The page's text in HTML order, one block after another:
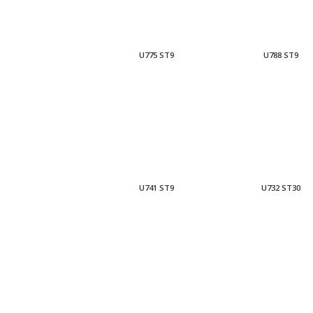
U775 ST9 U788 ST9
U741 ST9 U732 ST30